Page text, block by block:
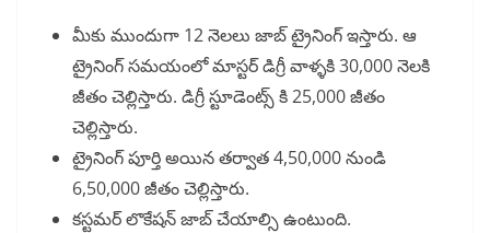
మీకు ముందుగా 12 నెలలు జాబ్ ట్రైనింగ్ ఇస్తారు. ఆ
ట్రైనింగ్ సమయంలో మాస్టర్ డిగ్రీ వాళ్ళకి 30,000 నెలకి
జీతం చెల్లిస్తారు. డిగ్రీ స్టూడెంట్స్ కి 25,000 జీతం
చెల్లిస్తారు.
ట్రైనింగ్ పూర్తి అయిన తర్వాత 4,50,000 నుండి
6,50,000 జీతం చెల్లిస్తారు.
కస్టమర్ లొకేషన్ జాబ్ చేయాల్సి ఉంటుంది.